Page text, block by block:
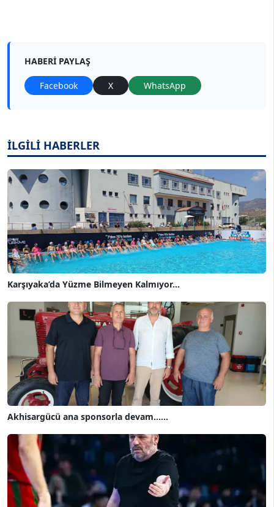
HABERI PAYLAŞ
Facebook X WhatsApp
İLGİLİ HABERLER
Karşıyaka’da Yüzme Bilmeyen Kalmıyor...
Akhisargücü ana sponsorla devam......